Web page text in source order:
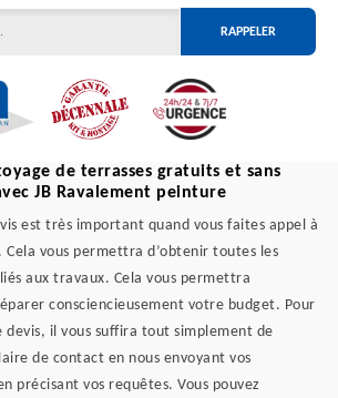
de terrasses gratuits et sans
JB Ravalement peinture
est très important quand vous faites appel à
Cela vous permettra d’obtenir toutes les
aux travaux. Cela vous permettra
consciencieusement votre budget. Pour
devis, il vous suffira tout simplement de
de contact en nous envoyant vos
précisant vos requêtes. Vous pouvez